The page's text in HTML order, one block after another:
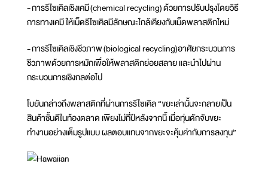
- การรีไซเคิลเชิงเคมี (chemical recycling) ด้วยการปรับปรุงโดยวิธี
การทางเคมี ให้เม็ดรีไซเคิลมีลักษณะใกล้เคียงกับเม็ดพลาสติกใหม่
- การรีไซเคิลเชิงชีวภาพ (biological recycling)อาศัยกระบวนการ
ชีวภาพด้วยการหมักเพื่อให้พลาสติกย่อยสลาย และนำไปผ่าน
กระบวนการเชิงกลต่อไป
โบยันกล่าวถึงพลาสติกที่ผ่านการรีไซเคิล “ขยะเล่านั้นจะกลายเป็น
สินค้าชั้นดีในท้องตลาด เพียงไม่กี่ปีหลังจากนี้ เมื่อทุ่นดักจับขยะ
ทำงานอย่างเต็มรูปแบบ ผลตอบแทนจากขยะจะคุ้มค่ากับการลงทุน”